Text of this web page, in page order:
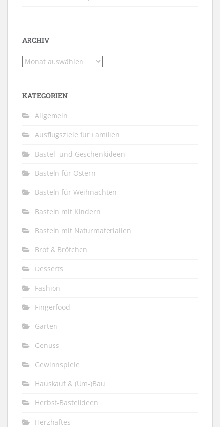
ARCHIV
Archiv
KATEGORIEN
Allgemein
Ausflugsziele für Familien
Bastel- und Geschenkideen
Basteln für Ostern
Basteln für Weihnachten
Basteln mit Kindern
Basteln mit Naturmaterialien
Brot & Brötchen
Desserts
Fashion
Fingerfood
Garten
Genuss
Gewinnspiele
Hauskauf & (Um-)Bau
Herbst-Bastelideen
Herzhaftes